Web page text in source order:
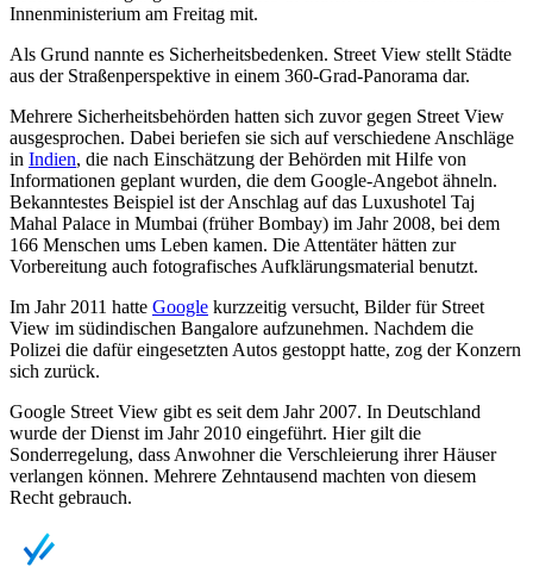
Innenministerium am Freitag mit.
Als Grund nannte es Sicherheitsbedenken. Street View stellt Städte
aus der Straßenperspektive in einem 360-Grad-Panorama dar.
Mehrere Sicherheitsbehörden hatten sich zuvor gegen Street View
ausgesprochen. Dabei beriefen sie sich auf verschiedene Anschläge
in Indien, die nach Einschätzung der Behörden mit Hilfe von
Informationen geplant wurden, die dem Google-Angebot ähneln.
Bekanntestes Beispiel ist der Anschlag auf das Luxushotel Taj
Mahal Palace in Mumbai (früher Bombay) im Jahr 2008, bei dem
166 Menschen ums Leben kamen. Die Attentäter hätten zur
Vorbereitung auch fotografisches Aufklärungsmaterial benutzt.
Im Jahr 2011 hatte Google kurzzeitig versucht, Bilder für Street
View im südindischen Bangalore aufzunehmen. Nachdem die
Polizei die dafür eingesetzten Autos gestoppt hatte, zog der Konzern
sich zurück.
Google Street View gibt es seit dem Jahr 2007. In Deutschland
wurde der Dienst im Jahr 2010 eingeführt. Hier gilt die
Sonderregelung, dass Anwohner die Verschleierung ihrer Häuser
verlangen können. Mehrere Zehntausend machten von diesem
Recht gebrauch.